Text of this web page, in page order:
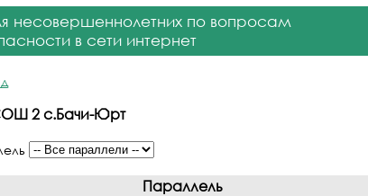
несовершеннолетних по вопросам
в сети интернет
2 с.Бачи-Юрт
Параллель